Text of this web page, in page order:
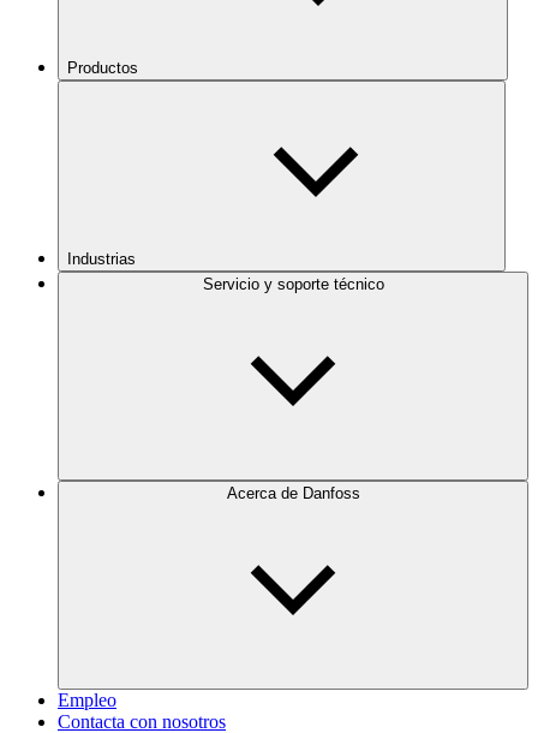
Productos
Industrias
Servicio y soporte técnico
Acerca de Danfoss
Empleo
Contacta con nosotros